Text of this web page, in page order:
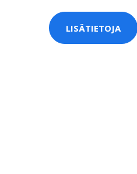
LISÄTIETOJA